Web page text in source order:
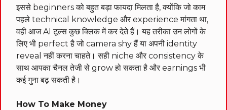
इससे beginners को बहुत बड़ा फायदा मिलता है, क्योंकि जो काम
पहले technical knowledge और experience मांगता था,
वही आज AI टूल्स कुछ क्लिक में कर देते हैं। यह तरीका उन लोगों के
लिए भी perfect है जो camera shy हैं या अपनी identity
reveal नहीं करना चाहते। सही niche और consistency के
साथ आपका चैनल तेजी से grow हो सकता है और earnings भी
कई गुना बढ़ सकती है।
How To Make Money